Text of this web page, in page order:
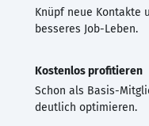
Knüpf neue Kontakte
besseres Job-Leben.
Kostenlos profitieren
Schon als Basis-
deutlich optimieren.